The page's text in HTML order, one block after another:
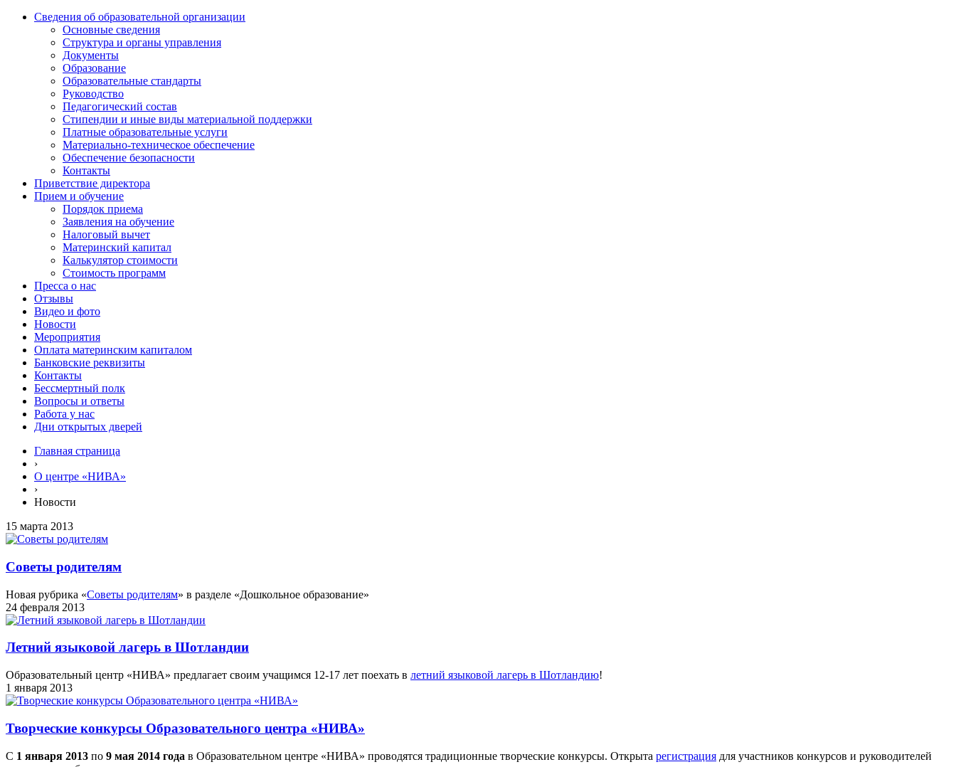
Сведения об образовательной организации
Основные сведения
Структура и органы управления
Документы
Образование
Образовательные стандарты
Руководство
Педагогический состав
Стипендии и иные виды материальной поддержки
Платные образовательные услуги
Материально-техническое обеспечение
Обеспечение безопасности
Контакты
Приветствие директора
Прием и обучение
Порядок приема
Заявления на обучение
Налоговый вычет
Материнский капитал
Калькулятор стоимости
Стоимость программ
Пресса о нас
Отзывы
Видео и фото
Новости
Мероприятия
Оплата материнским капиталом
Банковские реквизиты
Контакты
Бессмертный полк
Вопросы и ответы
Работа у нас
Дни открытых дверей
Главная страница
›
О центре «НИВА»
›
Новости
15 марта 2013
Советы родителям
Новая рубрика «Советы родителям» в разделе «Дошкольное образование»
24 февраля 2013
Летний языковой лагерь в Шотландии
Образовательный центр «НИВА» предлагает своим учащимся 12-17 лет поехать в летний языковой лагерь в Шотландию!
1 января 2013
Творческие конкурсы Образовательного центра «НИВА»
С 1 января 2013 по 9 мая 2014 года в Образовательном центре «НИВА» проводятся традиционные творческие конкурсы. Открыта регистрация для участников конкурсов и руководителей